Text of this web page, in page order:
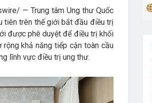
— Trung tâm Ung thư Quốc
tiên trên thế giới bắt đầu điều trị
được phê duyệt để điều trị khối
khả năng tiếp cận toàn cầu
lĩnh vực điều trị ung thư.